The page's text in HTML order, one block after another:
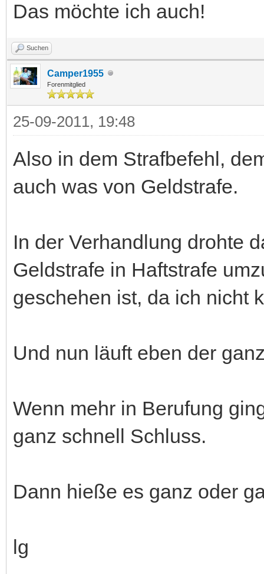
Das möchte ich auch!
Suchen
Camper1955
Forenmitglied
25-09-2011, 19:48
Also in dem Strafbefehl,
auch was von Geldstrafe.
In der Verhandlung drohte
Geldstrafe in Haftstrafe
geschehen ist, da ich nicht
Und nun läuft eben der
Wenn mehr in Berufung
ganz schnell Schluss.
Dann hieße es ganz oder
lg